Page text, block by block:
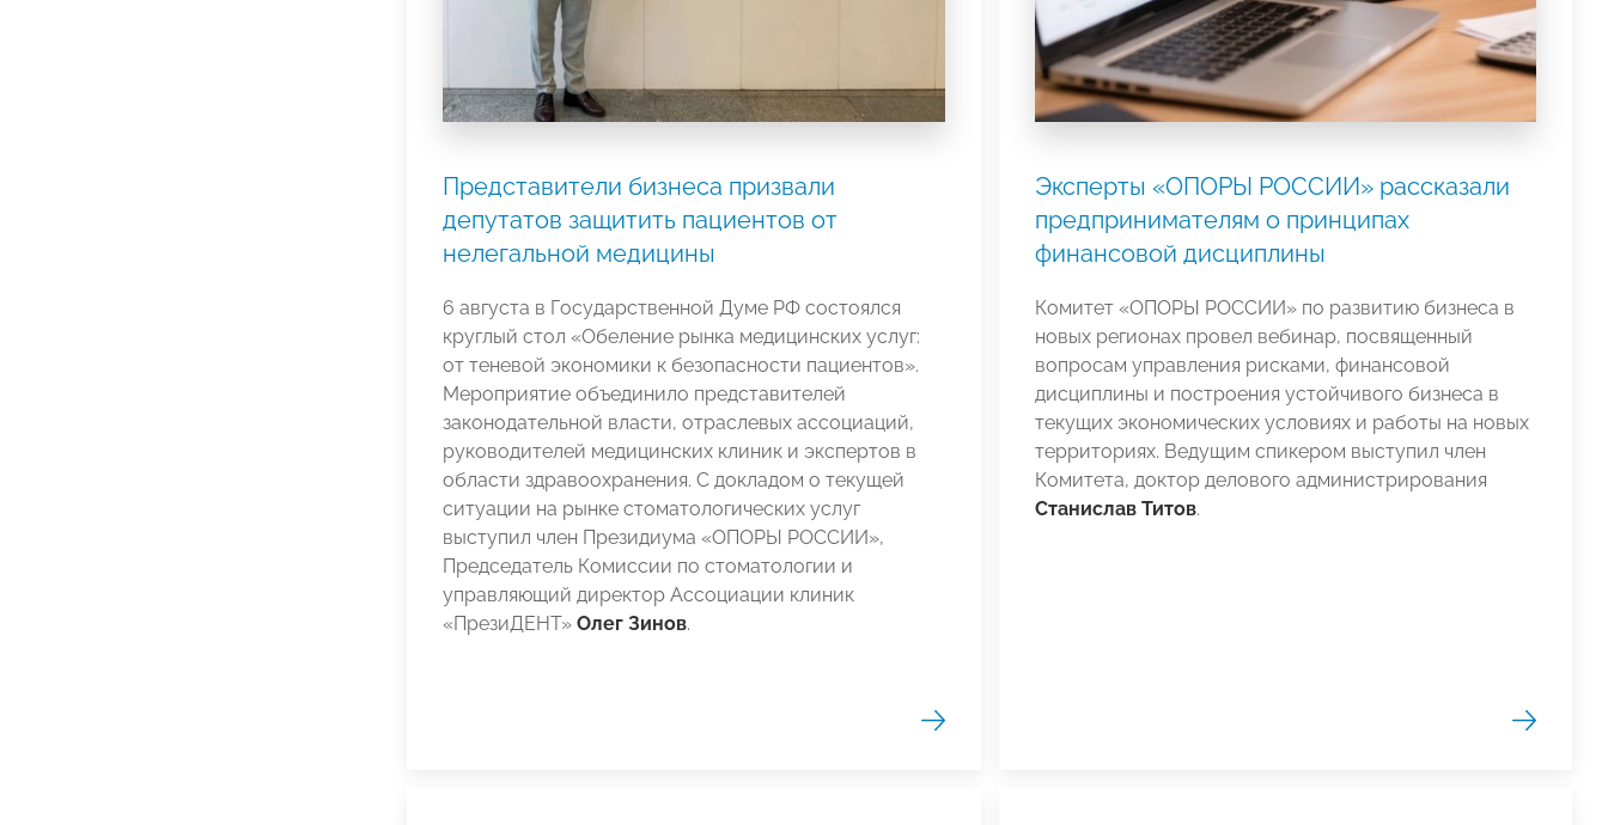
Представители бизнеса призвали
депутатов защитить пациентов от
нелегальной медицины
6 августа в Государственной Думе РФ состоялся
круглый стол «Обеление рынка медицинских услуг:
от теневой экономики к безопасности пациентов».
Мероприятие объединило представителей
законодательной власти, отраслевых ассоциаций,
руководителей медицинских клиник и экспертов в
области здравоохранения. С докладом о текущей
ситуации на рынке стоматологических услуг
выступил член Президиума «ОПОРЫ РОССИИ»,
Председатель Комиссии по стоматологии и
управляющий директор Ассоциации клиник
«ПрезиДЕНТ» Олег Зинов.
Эксперты «ОПОРЫ РОССИИ» рассказали
предпринимателям о принципах
финансовой дисциплины
Комитет «ОПОРЫ РОССИИ» по развитию бизнеса в
новых регионах провел вебинар, посвященный
вопросам управления рисками, финансовой
дисциплины и построения устойчивого бизнеса в
текущих экономических условиях и работы на новых
территориях. Ведущим спикером выступил член
Комитета, доктор делового администрирования
Станислав Титов.